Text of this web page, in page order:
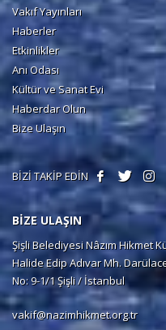
Vakıf Yayınları
Haberler
Etkinlikler
Anı Odası
Kültür ve Sanat Evi
Haberdar Olun
Bize Ulaşın
BİZİ TAKİP EDİN
BİZE ULAŞIN
Şişli Belediyesi Nâzım Hikmet
Halide Edip Adıvar Mh.
No: 9-1/1 Şişli / İstanbul
vakif@nazimhikmet.org.tr